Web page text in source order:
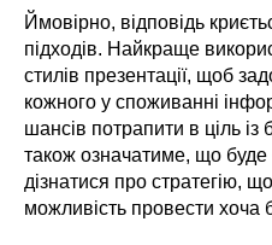
Ймовірно, відповідь
підходів. Найкраще
стилів презентації, щоб
кожного у споживанні
шансів потрапити в ціль
також означатиме, що
дізнатися про стратегію,
можливість провести хоча